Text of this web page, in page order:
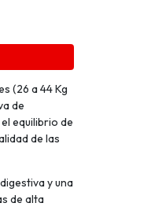
(26 a 44 Kg
de
equilibrio de
de las
y una
de alta